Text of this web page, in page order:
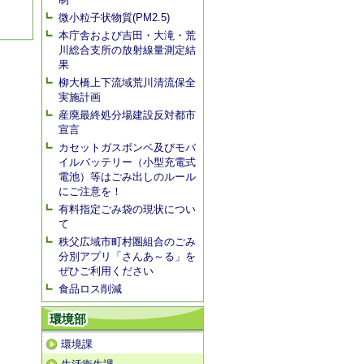
微小粒子状物質(PM2.5)
本庁舎および吉田・大滝・荒
川総合支所の放射線量測定結
果
柳大橋上下流域荒川清流保全
実施計画
産廃最終処分場建設反対都市
宣言
カセットガスボンベ及びモバ
イルバッテリー（小型充電式
電池）等はごみ出しのルール
にご注意を！
有料指定ごみ袋の現状につい
て
秩父広域市町村圏組合のごみ
分別アプリ「さんあ～る」を
ぜひご利用ください
食品ロス削減
環境部
環境課